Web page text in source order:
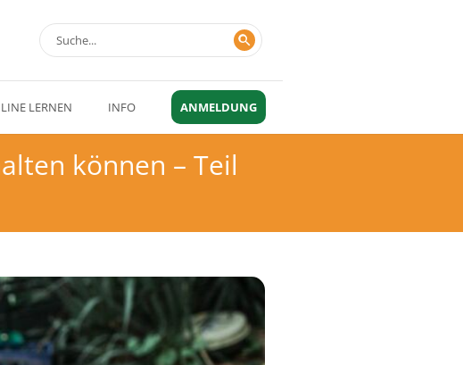
LERNEN INFO ANMELDUNG
können – Teil